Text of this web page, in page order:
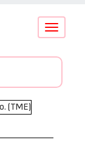
Conmutar